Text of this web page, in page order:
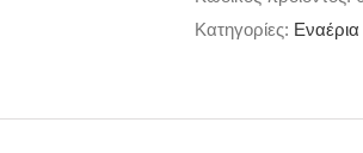
Κατηγορίες: